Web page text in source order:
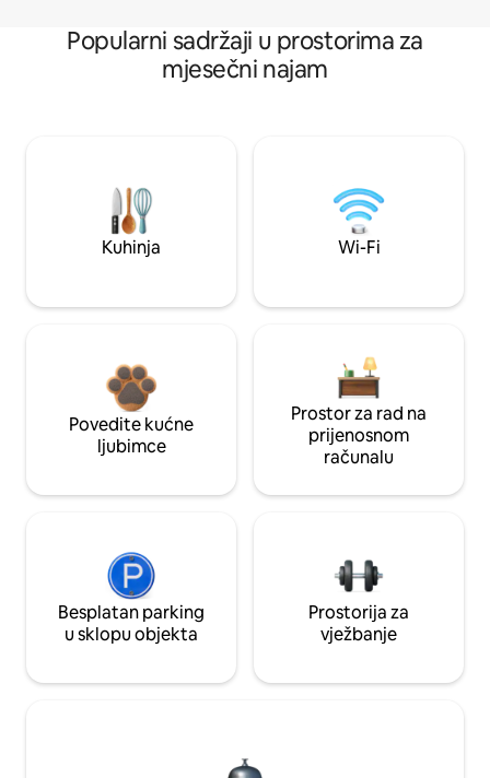
Popularni sadržaji u prostorima za
mjesečni najam
Kuhinja Wi-Fi
Povedite kućne
ljubimce
Prostor za rad na
prijenosnom
računalu
Besplatan parking
u sklopu objekta
Prostorija za
vježbanje